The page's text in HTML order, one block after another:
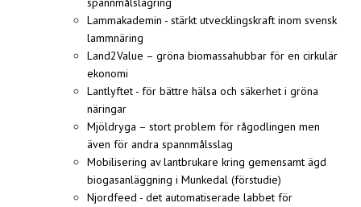
Lammakademin - stärkt utvecklingskraft inom svensk
lammnäring
Land2Value – gröna biomassahubbar för en cirkulär
ekonomi
Lantlyftet - för bättre hälsa och säkerhet i gröna
näringar
Mjöldryga – stort problem för rågodlingen men
även för andra spannmålsslag
Mobilisering av lantbrukare kring gemensamt ägd
biogasanläggning i Munkedal (förstudie)
Njordfeed - det automatiserade labbet för